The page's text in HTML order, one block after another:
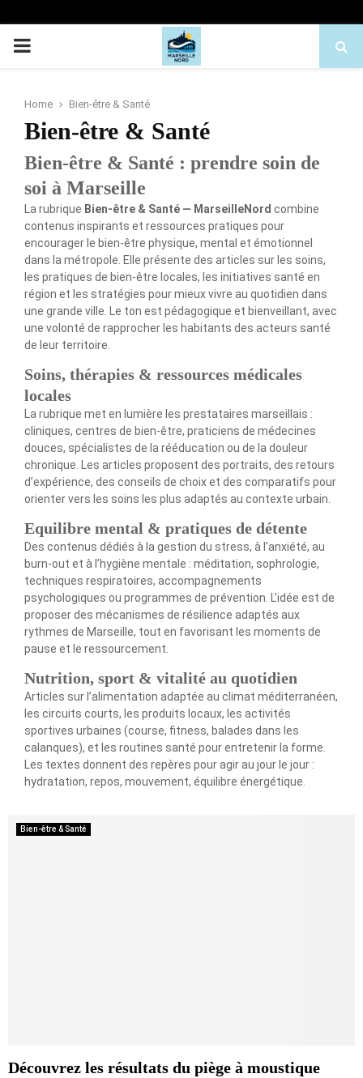
PRIMARY
Home Bien-être & Santé
Bien-être & Santé
Bien-être & Santé : prendre soin de
soi à Marseille
La rubrique Bien-être & Santé — MarseilleNord combine
contenus inspirants et ressources pratiques pour
encourager le bien-être physique, mental et émotionnel
dans la métropole. Elle présente des articles sur les soins,
les pratiques de bien-être locales, les initiatives santé en
région et les stratégies pour mieux vivre au quotidien dans
une grande ville. Le ton est pédagogique et bienveillant, avec
une volonté de rapprocher les habitants des acteurs santé
de leur territoire.
Soins, thérapies & ressources médicales
locales
La rubrique met en lumière les prestataires marseillais :
cliniques, centres de bien-être, praticiens de médecines
douces, spécialistes de la rééducation ou de la douleur
chronique. Les articles proposent des portraits, des retours
d’expérience, des conseils de choix et des comparatifs pour
orienter vers les soins les plus adaptés au contexte urbain.
Equilibre mental & pratiques de détente
Des contenus dédiés à la gestion du stress, à l’anxiété, au
burn-out et à l’hygiène mentale : méditation, sophrologie,
techniques respiratoires, accompagnements
psychologiques ou programmes de prévention. L’idée est de
proposer des mécanismes de résilience adaptés aux
rythmes de Marseille, tout en favorisant les moments de
pause et le ressourcement.
Nutrition, sport & vitalité au quotidien
Articles sur l’alimentation adaptée au climat méditerranéen,
les circuits courts, les produits locaux, les activités
sportives urbaines (course, fitness, balades dans les
calanques), et les routines santé pour entretenir la forme.
Les textes donnent des repères pour agir au jour le jour :
hydratation, repos, mouvement, équilibre énergétique.
Bien-être & Santé
Découvrez les résultats du piège à moustique